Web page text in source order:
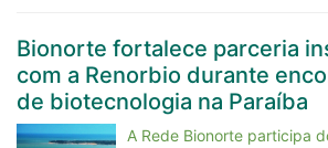
Bionorte fortalece parceria
com a Renorbio durante
de biotecnologia na Paraíba
A Rede Bionorte participa